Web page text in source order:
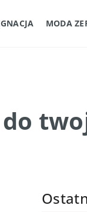
MODA